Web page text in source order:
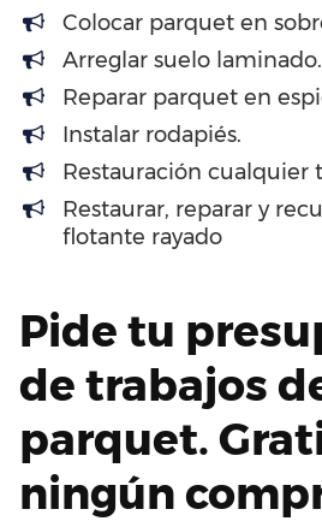
Colocar parquet en
Arreglar suelo laminado.
Reparar parquet en
Instalar rodapiés.
Restauración cualquier
Restaurar, reparar y
flotante rayado
Pide tu
de trabajos
parquet.
ningún